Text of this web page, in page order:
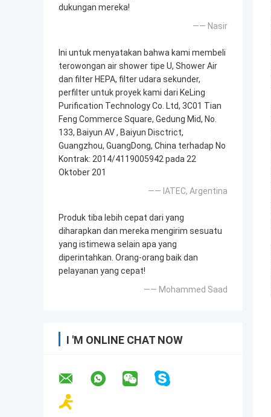
dukungan mereka!
—— Nasir
Ini untuk menyatakan bahwa kami membeli
terowongan air shower tipe U, Shower Air
dan filter HEPA, filter udara sekunder,
perfilter untuk proyek kami dari KeLing
Purification Technology Co. Ltd, 3C01 Tian
Feng Commerce Square, Gedung Mid, No.
133, Baiyun AV , Baiyun Disctrict,
Guangzhou, GuangDong, China terhadap No
Kontrak: 2014/4119005942 pada 22
Oktober 201
—— IATEC, Argentina
Produk tiba lebih cepat dari yang
diharapkan dan mereka mengirim sesuatu
yang istimewa selain apa yang
diperintahkan. Orang-orang baik dan
pelayanan yang cepat!
—— Mohammed Saad
I 'M ONLINE CHAT NOW